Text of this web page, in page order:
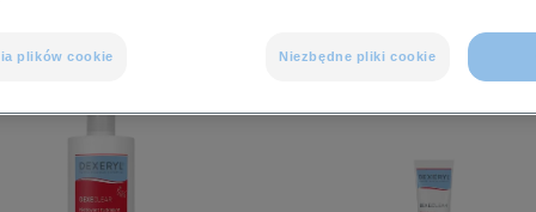
Żel
-
łagodzący
DEXECLEAR
Aquafluid
SPF50+
plików cookie Niezbędne pliki cookie